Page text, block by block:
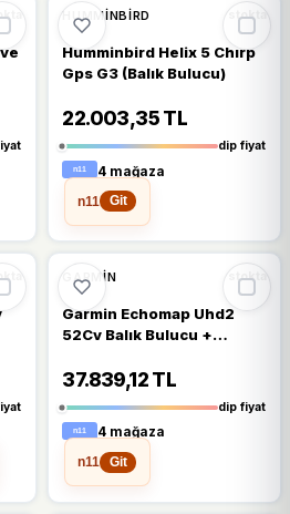
%27 %27 DÜŞTÜ
HUMMINBIRD stokta
Humminbird Helix 5 Chırp
Gps G3 (Balık Bulucu)
22.003,35 TL
dip fiyat
4 mağaza
n11
Git
%19
GARMIN stokta
Garmin Echomap Uhd2
52Cv Balık Bulucu +
37.839,12 TL
dip fiyat
4 mağaza
n11
Git